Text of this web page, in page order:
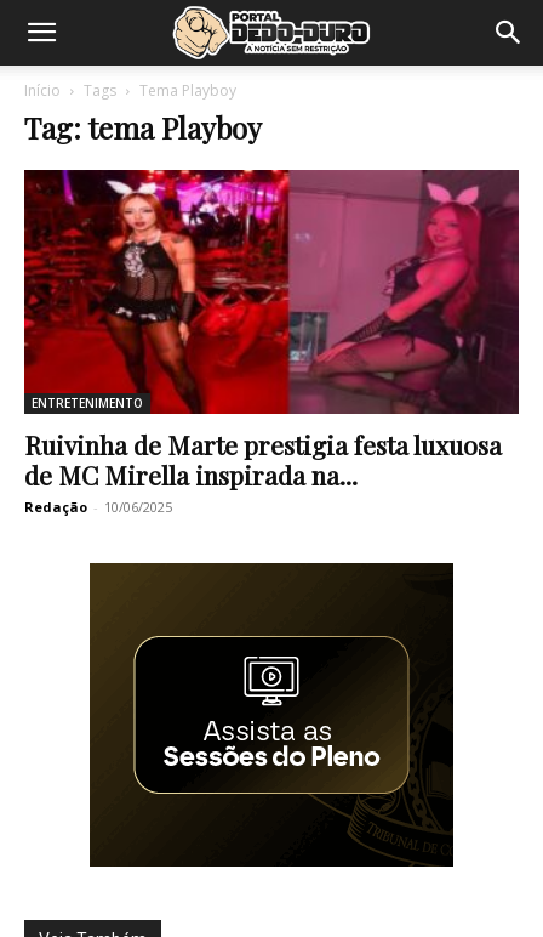
Início Tags Tema Playboy
Tag: tema Playboy
ENTRETENIMENTO
Ruivinha de Marte prestigia festa luxuosa
de MC Mirella inspirada na...
Redação - 10/06/2025